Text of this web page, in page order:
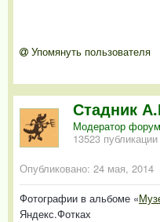
Упомянуть пользователя
Стадник
Модератор
13523 публикации
Опубликовано: 24 мая, 2014
Фотографии в альбоме «
Яндекс.Фотках